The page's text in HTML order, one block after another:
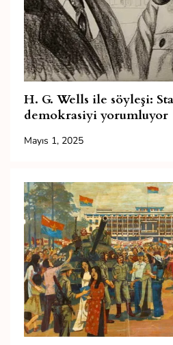
H. G. Wells ile söyleşi:
demokrasiyi yorumluyor
Mayıs 1, 2025